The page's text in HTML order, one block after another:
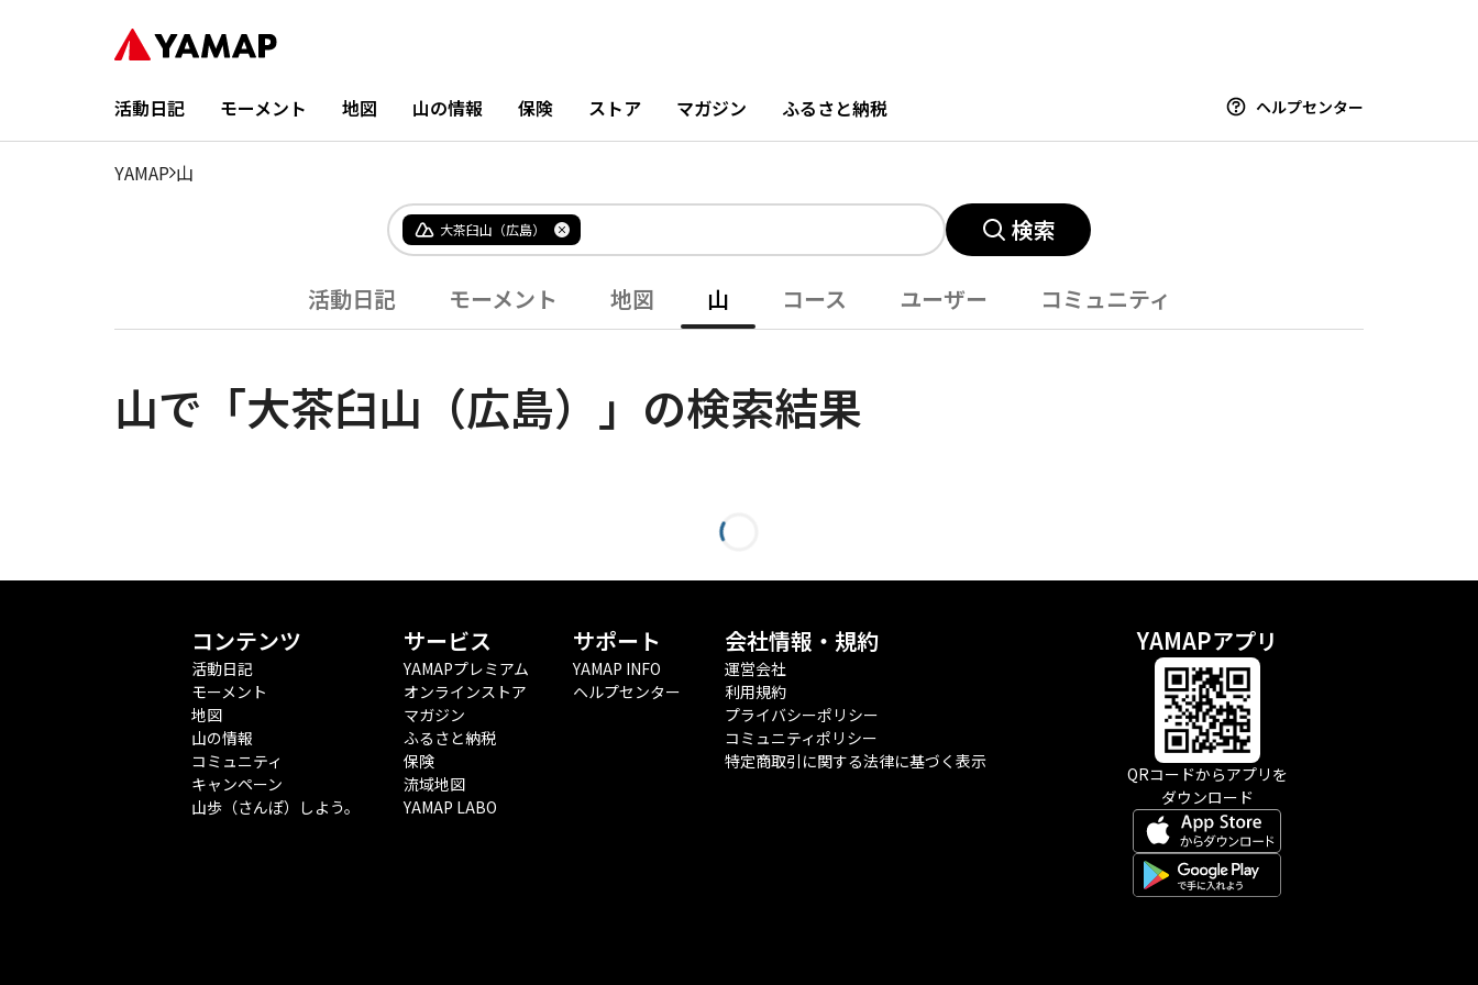
活動日記 モーメント 地図 山の情報 保険 ストア マガジン ふるさと納税 ヘルプセンター
YAMAP 山
大茶臼山（広島） 検索
活動日記 モーメント 地図 山 コース ユーザー コミュニティ
山で「大茶臼山（広島）」の検索結果
コンテンツ
活動日記
モーメント
地図
山の情報
コミュニティ
キャンペーン
山歩（さんぽ）しよう。
サービス
YAMAPプレミアム
オンラインストア
マガジン
ふるさと納税
保険
流域地図
YAMAP LABO
サポート
YAMAP INFO
ヘルプセンター
会社情報・規約
運営会社
利用規約
プライバシーポリシー
コミュニティポリシー
特定商取引に関する法律に基づく表示
YAMAPアプリ
QRコードからアプリを
ダウンロード